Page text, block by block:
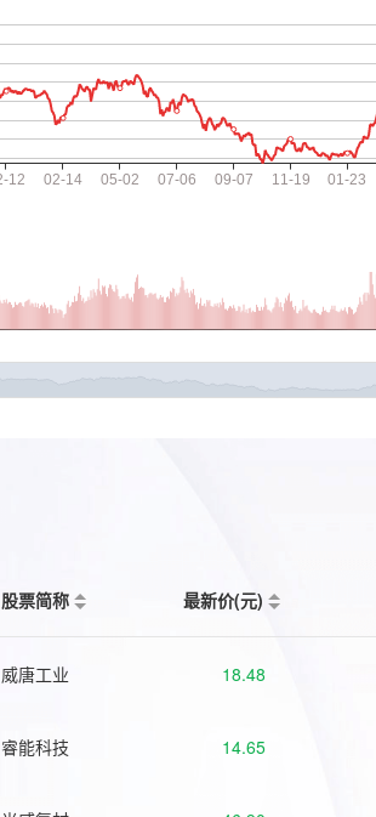
股票简称 最新价(元)
威唐工业 18.48
睿能科技 14.65